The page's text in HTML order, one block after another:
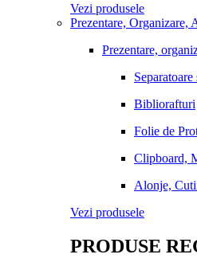
Vezi produsele
Prezentare, Organizare,
Prezentare,
Bibliorafturi
Folie de
Clipboard,
Alonje,
Vezi produsele
PRODUSE